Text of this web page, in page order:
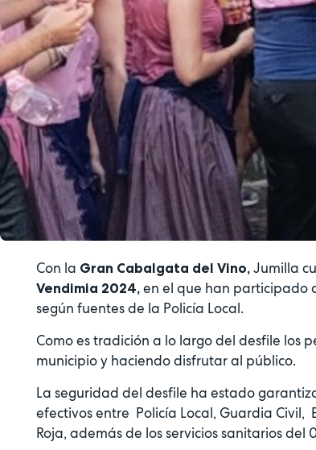
Con la Gran Cabalgata del Vino, Jumilla
Vendimia 2024, en el que han participado
según fuentes de la Policía Local.
Como es tradición a lo largo del desfile los
municipio y haciendo disfrutar al público.
La seguridad del desfile ha estado
efectivos entre Policía Local, Guardia Civil,
Roja, además de los servicios sanitarios